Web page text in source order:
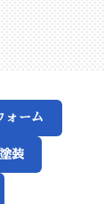
ォーム
装